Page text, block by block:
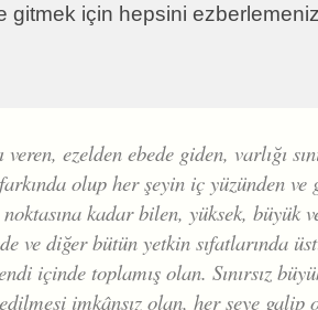
gitmek için hepsini
veren, ezelden ebede giden, varlığı
olup her şeyin iç yüzünden ve
kadar bilen, yüksek, büyük
ve diğer bütün yetkin sıfatlarında
içinde toplamış olan. Sınırsız
imkânsız olan, her şeye galip